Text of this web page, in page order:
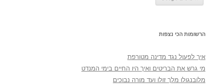
הרשומות הכי נצפות
איך לפעול נגד מדינה מטורפת
מי גרש את הבריטים ואיך היו החיים בימי המנדט
מלובנגולו מלך זולו ועד מורה נבוכים